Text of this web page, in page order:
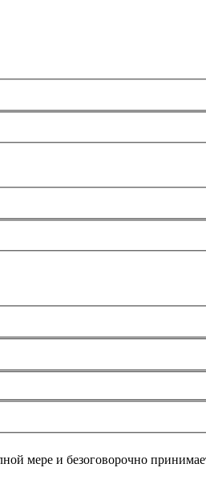
мере и безоговорочно